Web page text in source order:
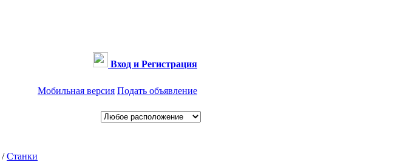
Вход и Регистрация
Мобильная версия Подать объявление
/Станки